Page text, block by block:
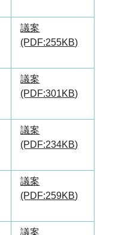
議案
(PDF:255KB)
議案
(PDF:301KB)
議案
(PDF:234KB)
議案
(PDF:259KB)
議案